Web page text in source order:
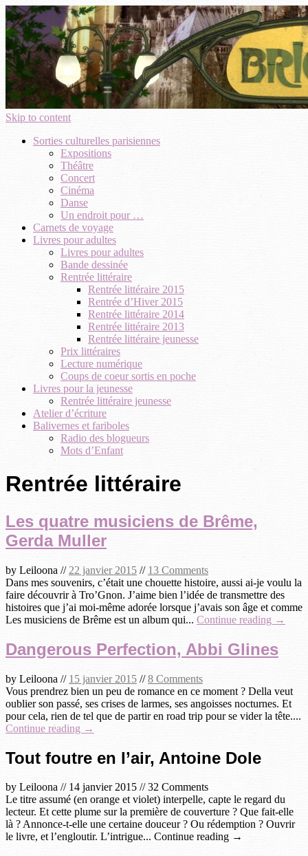
Skip to content
Sorties culturelles parisiennes
Expositions
Théâtre
Concert
Cinéma
Danse
Un endroit pour …
Carnets de voyage
Livres pour adultes
Livres pour adultes
Bande dessinée
Rentrée littéraire
Rentrée littéraire 2015
Rentrée d’Hiver 2015
Rentrée littéraire 2014
Rentrée littéraire 2013
Rentrée littéraire jeunesse
Prix littéraires
Lecture numérique
Coups de coeur sortis en poche
Livres pour la jeunesse
Rentrée littéraire jeunesse
Atelier d’écriture
Balivernes et fariboles
Radio des blogueurs
Mots d’Enfant
Rentrée littéraire
Les quatre musiciens de Brême,
Gerda Muller
by Leiloona // 22 janvier 2015 // 13 Comments
Dans mes souvenirs, c’était une chouette histoire, aussi ai-je voulu la
faire découvrir à Tro’Gnon. J’aime bien l’idée de transmettre des
histoires que j’ai moi-même adorée lorsque j’avais son âge et comme
Les musiciens de Brême est un album qui... Continue reading →
Dangerous Perfection, Abbi Glines
by Leiloona // 15 janvier 2015 //8 Comments
Vous prendrez bien un peu de romance en ce moment ? Della veut
oublier son passé, ses crises de larmes, ses angoisses nocturnes. Et
pour cela, rien de tel que de partir en road trip pour se vider la tête....
Continue reading →
Tout foutre en l’air, Antoine Dole
by Leiloona // 14 janvier 2015 //32 Comments
Le titre assumé (en orange et violet) interpelle, capte le regard du
lecteur. Et cette plume sur la première de couverture ? Que fait-elle
là ? Annonce-t-elle une certaine douceur ? Ou rédemption ? Ouvrir
le livre, et l’engloutir. L’intrigue... Continue reading →